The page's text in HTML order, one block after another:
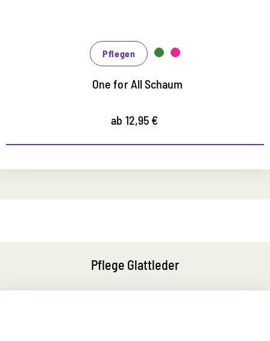
Pflegen
One for All Schaum
ab 12,95 €
Pflege Glattleder